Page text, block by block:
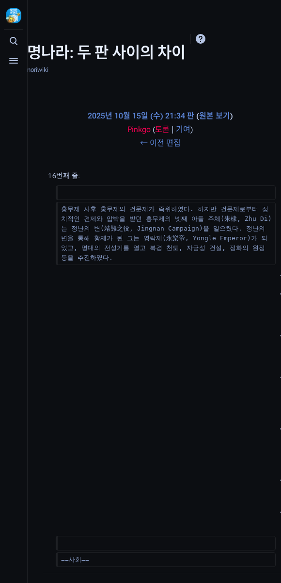
검색 여닫기
메뉴 여닫기
명나라: 두 판 사이의 차이
noriwiki
2025년 10월 15일 (수) 21:34 판 원본 보기
Pinkgo (토론 | 기여)
← 이전 편집
16번째 줄:
홍무제 사후 홍무제의 건문제가 즉위하였다. 하지만 건문제로부터 정
치적인 견제와 압박을 받던 홍무제의 넷째 아들 주체(朱棣, Zhu Di)
는 정난의 변(靖難之役, Jingnan Campaign)을 일으켰다. 정난의
변을 통해 황제가 된 그는 영락제(永樂帝, Yongle Emperor)가 되
었고, 명대의 전성기를 열고 북경 천도, 자금성 건설, 정화의 원정
등을 추진하였다.
==사회==